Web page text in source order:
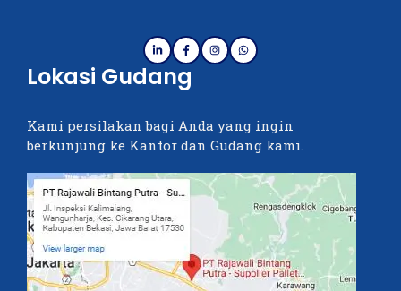
Lokasi Gudang
Kami persilakan bagi Anda yang ingin
berkunjung ke Kantor dan Gudang kami.